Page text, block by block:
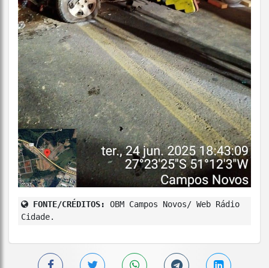
FONTE/CRÉDITOS:
OBM Campos Novos/ Web Rádio
Cidade.